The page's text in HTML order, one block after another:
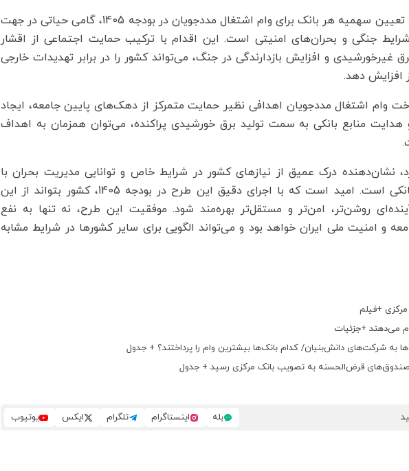
این کارشناس اقتصادی افزود: تعیین سهمیه هر بانک برای وام اشتغال مددجویان در بودجه 1405، گامی حیاتی در جهت
جنگی و بحران‌های امنیتی است. این اقدام با ترکیب حمایت اجتماعی از اقشار
غیرخورشیدی و افزایش بازدارندگی در جنگ، می‌تواند کشور را در برابر تهدیدات خارجی
افزایش دهد.
وام اشتغال مددجویان اهدافی نظیر حمایت متمرکز از دهک‌های پایین جامعه، ایجاد
و هدایت منابع بانکی به سمت تولید برق خورشیدی پراکنده، می‌توان همزمان به اهداف
نشان‌دهنده درک عمیق از نیازهای کشور در شرایط خاص و توانایی مدیریت بحران با
استفاده از ابزارهای مالی و بانکی است. امید است که با اجرای دقیق این طرح در بودجه 1405، کشور بتواند از این
روشن‌تر، امن‌تر و مستقل‌تر بهره‌مند شود. موفقیت این طرح، نه تنها به نفع
و امنیت ملی ایران خواهد بود و می‌تواند الگویی برای سایر کشورها در شرایط مشابه
+فیلم
به شرکت‌های دانش‌بنیان/ کدام بانک‌ها بیشترین وام را پرداختند؟ + جدول
قرض‌الحسنه به تصویب بانک مرکزی رسید + جدول
بله اینستاگرام تلگرام ایکس یوتیوب